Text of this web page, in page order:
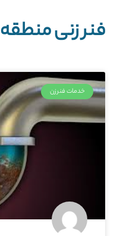
فنر زنی منطقه 3 ارزان
خدمات فنرزن